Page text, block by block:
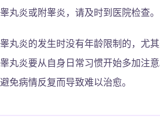
丸炎或附睾炎，请及时到医院检查。
丸炎的发生时没有年龄限制的，尤
丸炎要从自身日常习惯开始多加注
免病情反复而导致难以治愈。